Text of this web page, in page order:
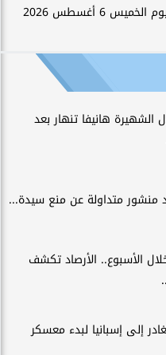
6 أغسطس 2026
الشهيرة هانيفا تنهار بعد
متداولة عن منع سيدة...
الأسبوع.. الأرصاد تكشف
إلى إسبانيا لبدء معسكر